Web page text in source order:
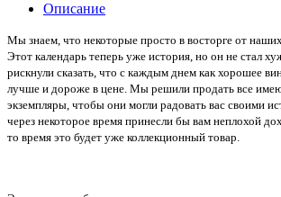
Описание
Мы знаем, что некоторые просто в восторге от
Этот календарь теперь уже история, но он не стал
рискнули сказать, что с каждым днем как хорошее
лучше и дороже в цене. Мы решили продать все
экземпляры, чтобы они могли радовать вас своими
через некоторое время принесли бы вам неплохой
то время это будет уже коллекционный товар.